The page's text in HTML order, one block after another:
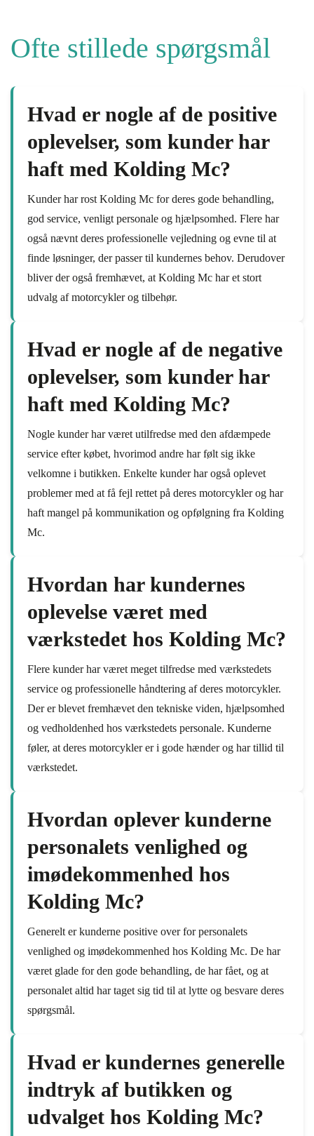
Ofte stillede spørgsmål
Hvad er nogle af de positive
oplevelser, som kunder har
haft med Kolding Mc?
Kunder har rost Kolding Mc for deres gode behandling,
god service, venligt personale og hjælpsomhed. Flere har
også nævnt deres professionelle vejledning og evne til at
finde løsninger, der passer til kundernes behov. Derudover
bliver der også fremhævet, at Kolding Mc har et stort
udvalg af motorcykler og tilbehør.
Hvad er nogle af de negative
oplevelser, som kunder har
haft med Kolding Mc?
Nogle kunder har været utilfredse med den afdæmpede
service efter købet, hvorimod andre har følt sig ikke
velkomne i butikken. Enkelte kunder har også oplevet
problemer med at få fejl rettet på deres motorcykler og har
haft mangel på kommunikation og opfølgning fra Kolding
Mc.
Hvordan har kundernes
oplevelse været med
værkstedet hos Kolding Mc?
Flere kunder har været meget tilfredse med værkstedets
service og professionelle håndtering af deres motorcykler.
Der er blevet fremhævet den tekniske viden, hjælpsomhed
og vedholdenhed hos værkstedets personale. Kunderne
føler, at deres motorcykler er i gode hænder og har tillid til
værkstedet.
Hvordan oplever kunderne
personalets venlighed og
imødekommenhed hos
Kolding Mc?
Generelt er kunderne positive over for personalets
venlighed og imødekommenhed hos Kolding Mc. De har
været glade for den gode behandling, de har fået, og at
personalet altid har taget sig tid til at lytte og besvare deres
spørgsmål.
Hvad er kundernes generelle
indtryk af butikken og
udvalget hos Kolding Mc?